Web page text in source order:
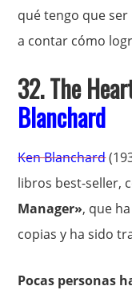
qué tengo que
a contar cómo
32. The
Blanchard
Ken Blanchard
libros best-seller,
Manager», que
copias y ha sido
Pocas personas